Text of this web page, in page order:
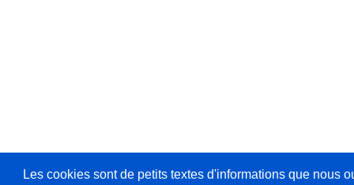
Les cookies sont de petits textes d'informations que nous